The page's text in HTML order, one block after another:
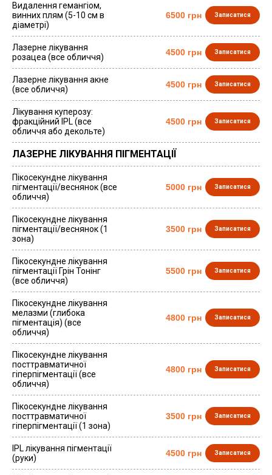
Видалення гемангіом,
винних плям (5-10 см в
діаметрі)
6500 грн Записатися
Лазерне лікування
розацеа (все обличчя)
4500 грн Записатися
Лазерне лікування акне
(все обличчя)
4500 грн Записатися
Лікування куперозу:
фракційний IPL (все
обличчя або декольте)
4500 грн Записатися
ЛАЗЕРНЕ ЛІКУВАННЯ ПІГМЕНТАЦІЇ
Пікосекундне лікування
пігментації/веснянок (все
обличчя)
5000 грн Записатися
Пікосекундне лікування
пігментації/веснянок (1
зона)
3500 грн Записатися
Пікосекундне лікування
пігментації Грін Тонінг
(все обличчя)
5500 грн Записатися
Пікосекундне лікування
мелазми (глибока
пігментація) (все
обличчя)
4800 грн Записатися
Пікосекундне лікування
посттравматичної
гіперпігментації (все
обличчя)
4800 грн Записатися
Пікосекундне лікування
посттравматичної
гіперпігментації (1 зона)
3500 грн Записатися
IPL лікування пігментації
(руки)
4500 грн Записатися